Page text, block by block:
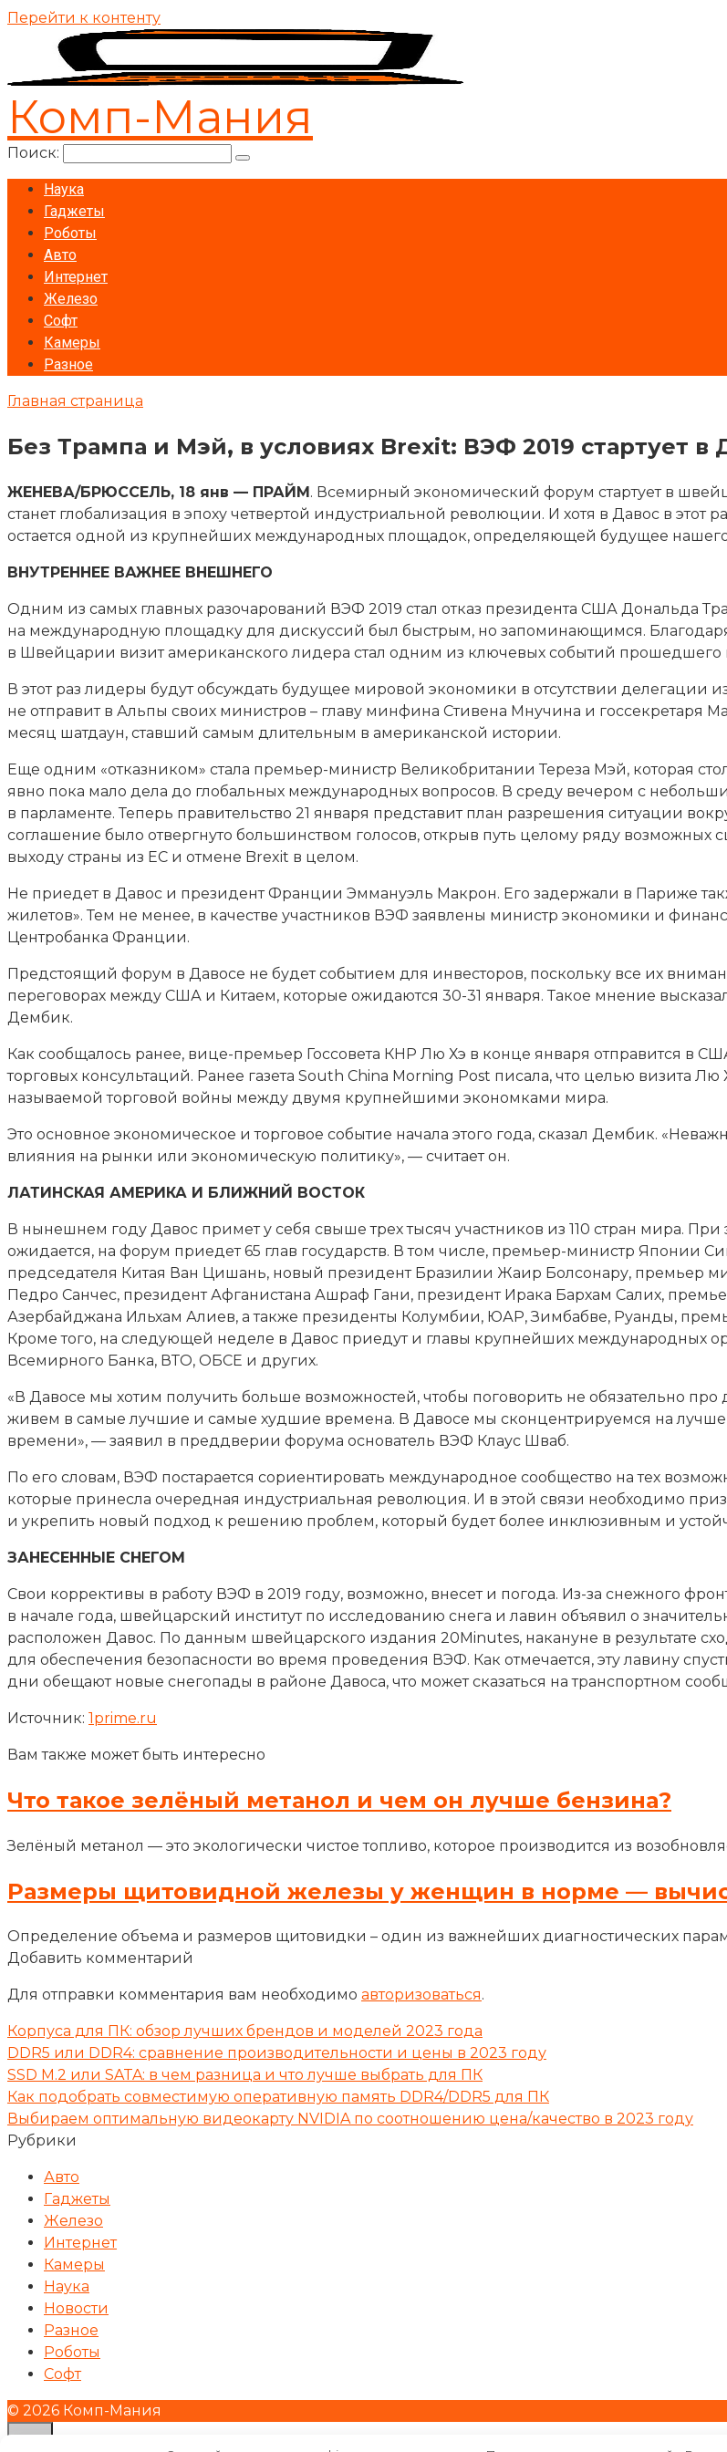
Перейти к контенту
Комп-Мания
Поиск:
Наука
Гаджеты
Роботы
Авто
Интернет
Железо
Софт
Камеры
Разное
Главная страница
Без Трампа и Мэй, в условиях Brexit: ВЭФ 2019 стартует в
ЖЕНЕВА/БРЮССЕЛЬ, 18 янв — ПРАЙМ. Всемирный экономический форум стартует в
станет глобализация в эпоху четвертой индустриальной революции. И хотя в Давос в этот
остается одной из крупнейших международных площадок, определяющей будущее
ВНУТРЕННЕЕ ВАЖНЕЕ ВНЕШНЕГО
Одним из самых главных разочарований ВЭФ 2019 стал отказ президента США Дональда
на международную площадку для дискуссий был быстрым, но запоминающимся.
в Швейцарии визит американского лидера стал одним из ключевых событий прошедшего
В этот раз лидеры будут обсуждать будущее мировой экономики в отсутствии делегации
не отправит в Альпы своих министров – главу минфина Стивена Мнучина и
месяц шатдаун, ставший самым длительным в американской истории.
Еще одним «отказником» стала премьер-министр Великобритании Тереза Мэй, которая
явно пока мало дела до глобальных международных вопросов. В среду вечером с
в парламенте. Теперь правительство 21 января представит план разрешения ситуации
соглашение было отвергнуто большинством голосов, открыв путь целому ряду возможных
выходу страны из ЕС и отмене Brexit в целом.
Не приедет в Давос и президент Франции Эммануэль Макрон. Его задержали в Париже
жилетов». Тем не менее, в качестве участников ВЭФ заявлены министр экономики и
Центробанка Франции.
Предстоящий форум в Давосе не будет событием для инвесторов, поскольку все их
переговорах между США и Китаем, которые ожидаются 30-31 января. Такое мнение
Дембик.
Как сообщалось ранее, вице-премьер Госсовета КНР Лю Хэ в конце января отправится в
торговых консультаций. Ранее газета South China Morning Post писала, что целью визита
называемой торговой войны между двумя крупнейшими экономками мира.
Это основное экономическое и торговое событие начала этого года, сказал Дембик.
влияния на рынки или экономическую политику», — считает он.
ЛАТИНСКАЯ АМЕРИКА И БЛИЖНИЙ ВОСТОК
В нынешнем году Давос примет у себя свыше трех тысяч участников из 110 стран мира.
ожидается, на форум приедет 65 глав государств. В том числе, премьер-министр Японии
председателя Китая Ван Цишань, новый президент Бразилии Жаир Болсонару, премьер
Педро Санчес, президент Афганистана Ашраф Гани, президент Ирака Бархам Салих,
Азербайджана Ильхам Алиев, а также президенты Колумбии, ЮАР, Зимбабве, Руанды,
Кроме того, на следующей неделе в Давос приедут и главы крупнейших международных
Всемирного Банка, ВТО, ОБСЕ и других.
«В Давосе мы хотим получить больше возможностей, чтобы поговорить не обязательно
живем в самые лучшие и самые худшие времена. В Давосе мы сконцентрируемся на
времени», — заявил в преддверии форума основатель ВЭФ Клаус Шваб.
По его словам, ВЭФ постарается сориентировать международное сообщество на тех
которые принесла очередная индустриальная революция. И в этой связи необходимо
и укрепить новый подход к решению проблем, который будет более инклюзивным и
ЗАНЕСЕННЫЕ СНЕГОМ
Свои коррективы в работу ВЭФ в 2019 году, возможно, внесет и погода. Из-за снежного
в начале года, швейцарский институт по исследованию снега и лавин объявил о
расположен Давос. По данным швейцарского издания 20Minutes, накануне в результате
для обеспечения безопасности во время проведения ВЭФ. Как отмечается, эту лавину
дни обещают новые снегопады в районе Давоса, что может сказаться на транспортном
Источник: 1prime.ru
Вам также может быть интересно
Что такое зелёный метанол и чем он лучше бензина?
Зелёный метанол — это экологически чистое топливо, которое производится из
Размеры щитовидной железы у женщин в норме —
Определение объема и размеров щитовидки – один из важнейших диагностических
Добавить комментарий
Для отправки комментария вам необходимо авторизоваться.
Корпуса для ПК: обзор лучших брендов и моделей 2023 года
DDR5 или DDR4: сравнение производительности и цены в 2023 году
SSD M.2 или SATA: в чем разница и что лучше выбрать для ПК
Как подобрать совместимую оперативную память DDR4/DDR5 для ПК
Выбираем оптимальную видеокарту NVIDIA по соотношению цена/качество в 2023 году
Рубрики
Авто
Гаджеты
Железо
Интернет
Камеры
Наука
Новости
Разное
Роботы
Софт
© 2026 Комп-Мания